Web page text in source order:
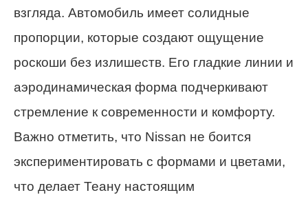
взгляда. Автомобиль имеет солидные
пропорции, которые создают ощущение
роскоши без излишеств. Его гладкие линии и
аэродинамическая форма подчеркивают
стремление к современности и комфорту.
Важно отметить, что Nissan не боится
экспериментировать с формами и цветами,
что делает Теану настоящим